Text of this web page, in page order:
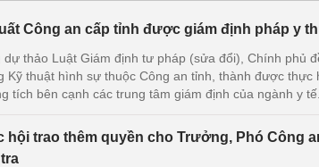
Công an cấp tỉnh được giám định pháp y
dự thảo Luật Giám định tư pháp (sửa đổi), Chính phủ
Kỹ thuật hình sự thuộc Công an tỉnh, thành được thực
tích bên cạnh các trung tâm giám định của ngành y tế.
hội trao thêm quyền cho Trưởng, Phó Công